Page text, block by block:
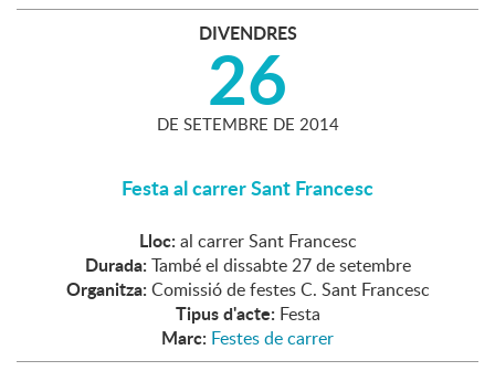
DIVENDRES
26
DE SETEMBRE DE 2014
Festa al carrer Sant Francesc
Lloc: al carrer Sant Francesc
Durada: També el dissabte 27 de setembre
Organitza: Comissió de festes C. Sant Francesc
Tipus d'acte: Festa
Marc: Festes de carrer